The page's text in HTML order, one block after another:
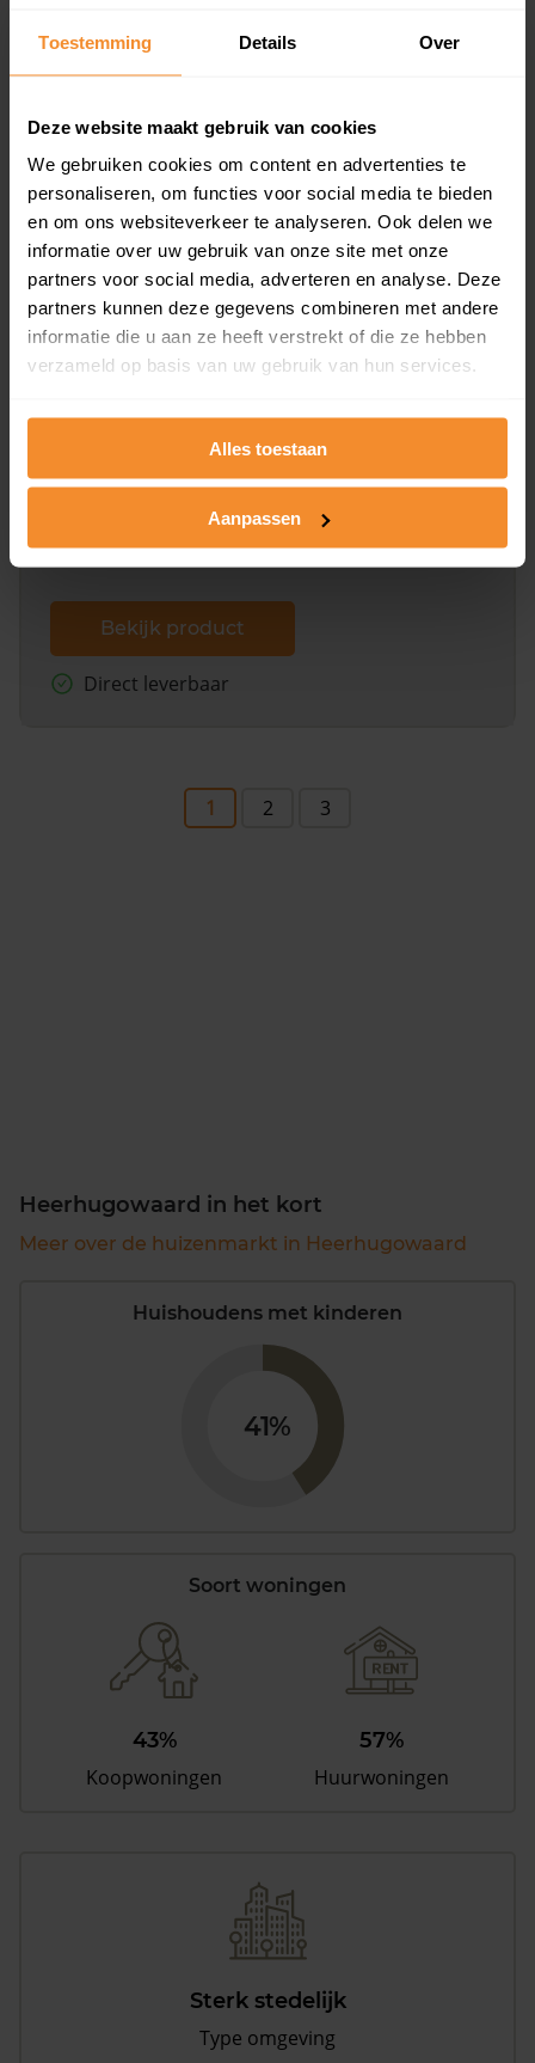
Toestemming Details Over
Deze website maakt gebruik van cookies
We gebruiken cookies om content en advertenties te
personaliseren, om functies voor social media te bieden
en om ons websiteverkeer te analyseren. Ook delen we
informatie over uw gebruik van onze site met onze
partners voor social media, adverteren en analyse. Deze
partners kunnen deze gegevens combineren met andere
informatie die u aan ze heeft verstrekt of die ze hebben
verzameld op basis van uw gebruik van hun services.
Alles toestaan
Aanpassen
en koopdatum) binnen een postcodegebied. Dit
inclusief een jaar lang gratis updates van nieuwe
Bekijk product
Direct leverbaar
Kadastrale kaart pakket
Alleen globale ligging perceel
omliggende percelen met de kadastrale erfgrenzen,
dit inclusief de luchtfoto!
Bekijk product
Direct leverbaar
1 2 3
Heerhugowaard in het kort
Meer over de huizenmarkt in Heerhugowaard
Huishoudens met kinderen
41%
Soort woningen
43%
Koopwoningen
57%
Huurwoningen
Sterk stedelijk
Type omgeving